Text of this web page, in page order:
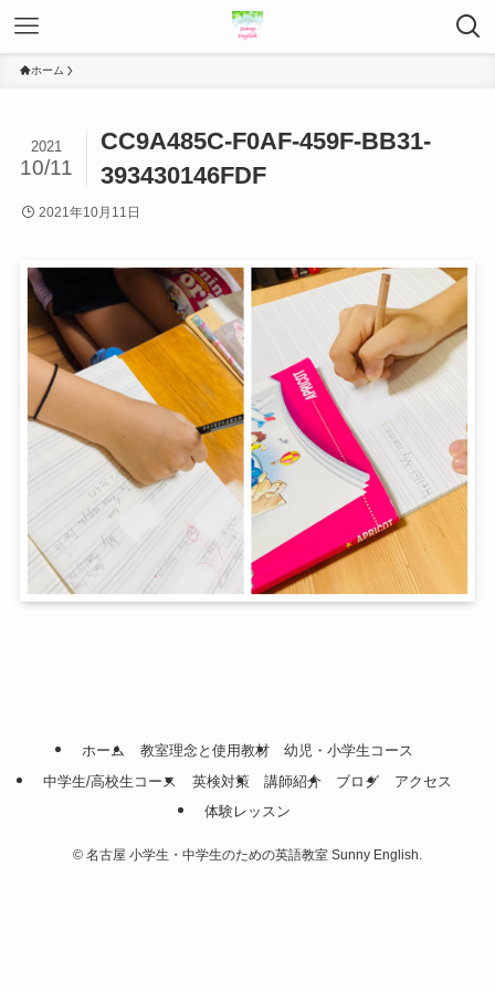
ホーム
CC9A485C-F0AF-459F-BB31-
393430146FDF
2021
10/11
2021年10月11日
ホーム 教室理念と使用教材
幼児・小学生コース
中学生/高校生コース
英検対策 講師紹介 ブログ
アクセス
体験レッスン
© 名古屋 小学生・中学生のための英語教室 Sunny English.